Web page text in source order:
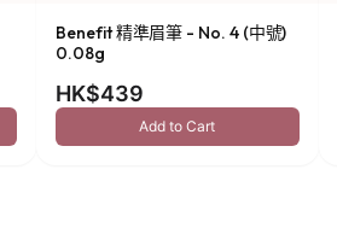
Benefit 精準眉筆 - No. 4 (中號)
0.08g
HK$439
Add to Cart